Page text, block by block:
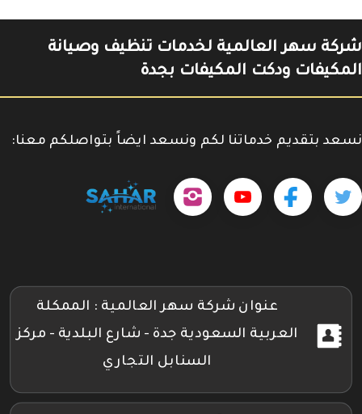
شركة سهر العالمية لخدمات تنظيف وصيانة
المكيفات ودكت المكيفات بجدة
نسعد بتقديم خدماتنا لكم ونسعد ايضاً بتواصلكم معنا:
تابعنا تابعنا www.youtube.com/@sahar4046
تابعنا
بلاي
عنوان شركة سهر العالمية : الممكلة
العربية السعودية جدة - شارع البلدية - مركز
السنابل التجاري